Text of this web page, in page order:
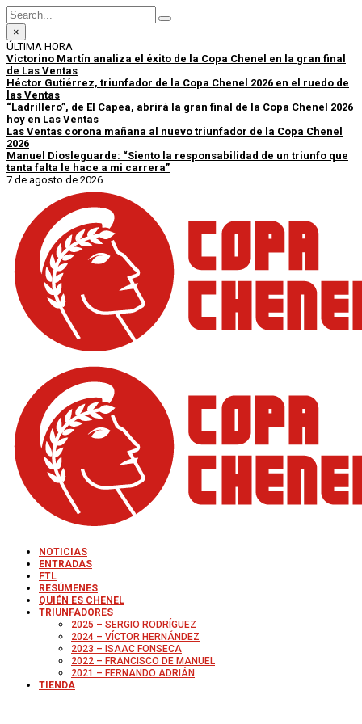
×
ÚLTIMA HORA
Victorino Martín analiza el éxito de la Copa Chenel en la gran final
de Las Ventas
Héctor Gutiérrez, triunfador de la Copa Chenel 2026 en el ruedo de
las Ventas
“Ladrillero”, de El Capea, abrirá la gran final de la Copa Chenel 2026
hoy en Las Ventas
Las Ventas corona mañana al nuevo triunfador de la Copa Chenel
2026
Manuel Diosleguarde: “Siento la responsabilidad de un triunfo que
tanta falta le hace a mi carrera”
7 de agosto de 2026
NOTICIAS
ENTRADAS
FTL
RESÚMENES
QUIÉN ES CHENEL
TRIUNFADORES
2025 – SERGIO RODRÍGUEZ
2024 – VÍCTOR HERNÁNDEZ
2023 – ISAAC FONSECA
2022 – FRANCISCO DE MANUEL
2021 – FERNANDO ADRIÁN
TIENDA